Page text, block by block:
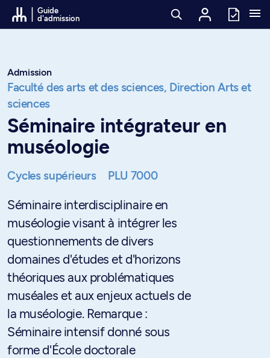
Passer au contenu
Guide
d'admission
Admission
Faculté des arts et des sciences, Direction Arts et
sciences
Séminaire intégrateur en
muséologie
Cycles supérieurs PLU 7000
Séminaire interdisciplinaire en
muséologie visant à intégrer les
questionnements de divers
domaines d'études et d'horizons
théoriques aux problématiques
muséales et aux enjeux actuels de
la muséologie. Remarque :
Séminaire intensif donné sous
forme d'École doctorale